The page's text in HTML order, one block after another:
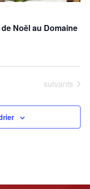
Noël au Domaine
Évènements
suivants